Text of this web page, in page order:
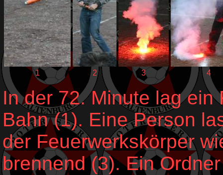
1 2 3 4
In der 72. Minute lag
Bahn (1). Eine Person
der Feuerwerkskörper
brennend (3). Ein